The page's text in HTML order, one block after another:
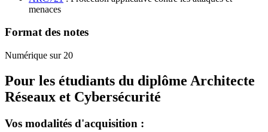
menaces
Format des notes
Numérique sur 20
Pour les étudiants du diplôme Architecte
Réseaux et Cybersécurité
Vos modalités d'acquisition :